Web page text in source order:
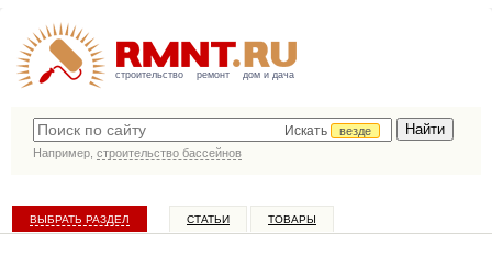
строительство ремонт дом и дача
Искать
везде
Например, строительство бассейнов
ВЫБРАТЬ РАЗДЕЛ СТАТЬИ ТОВАРЫ